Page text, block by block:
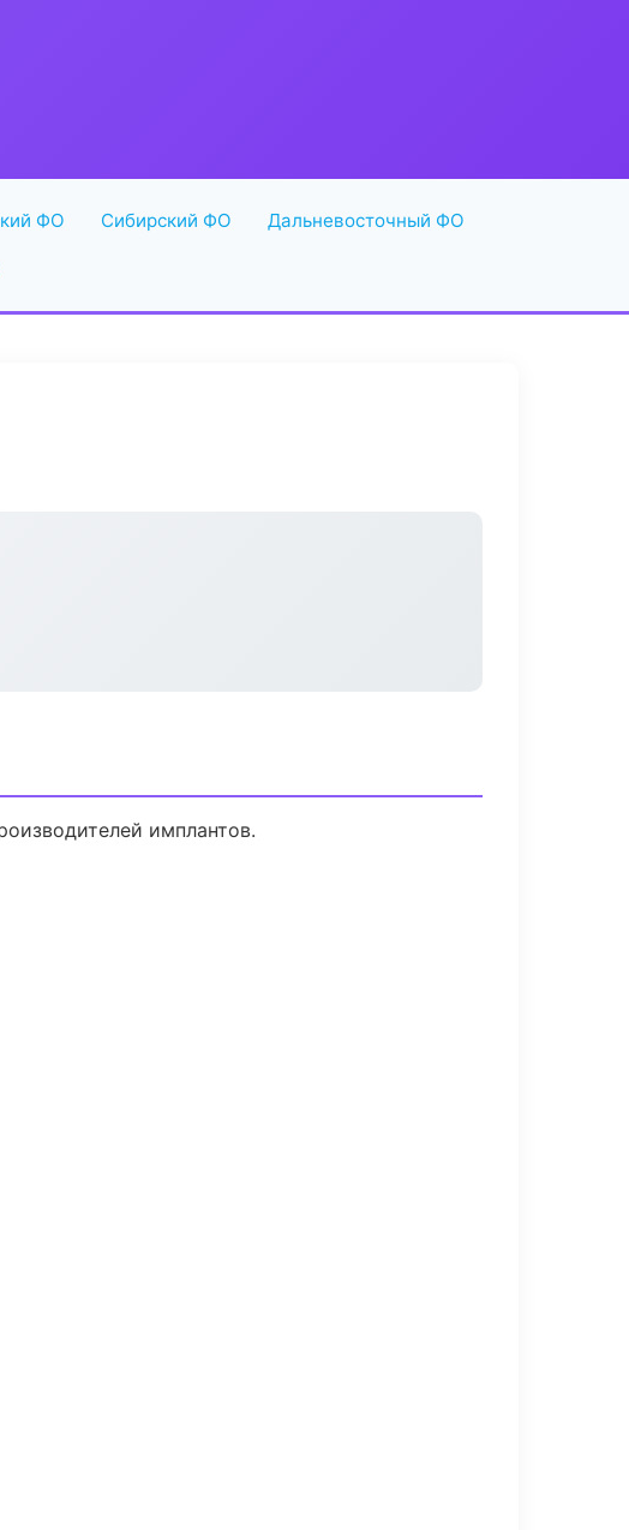
ФО Сибирский ФО Дальневосточный ФО
имплантов.